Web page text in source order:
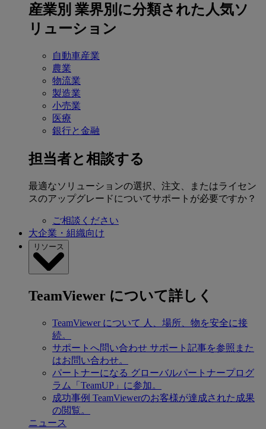
産業別 業界別に分類された人気ソ
リューション
自動車産業
農業
物流業
製造業
小売業
医療
銀行と金融
担当者と相談する
最適なソリューションの選択、注文、またはライセン
スのアップグレードについてサポートが必要ですか？
ご相談ください
大企業・組織向け
リソース
TeamViewer について詳しく
TeamViewer について 人、場所、物を安全に接
続。
サポートへ問い合わせ サポート記事を参照また
はお問い合わせ。
パートナーになる グローバルパートナープログ
ラム「TeamUP」に参加。
成功事例 TeamViewerのお客様が達成された成果
の閲覧。
ニュース